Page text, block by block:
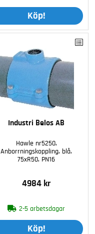
Köp!
Industri Belos AB
Hawle nr5250,
Anborrningskoppling, blå,
75xR50, PN16
4984 kr
2-5 arbetsdagar
Köp!